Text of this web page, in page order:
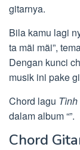
gitarnya.
Bila kamu lagi
ta mãi mãi”,
Dengan kunci
musik ini pake
Chord lagu
dalam album “”.
Chord